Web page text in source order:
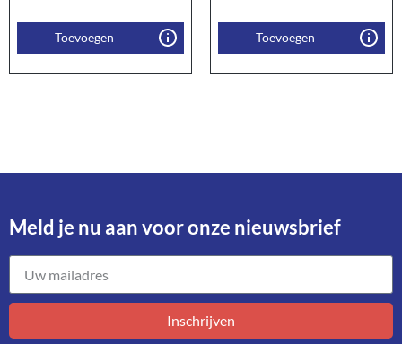
Toevoegen Toevoegen
Meld je nu aan voor onze nieuwsbrief​
Inschrijven